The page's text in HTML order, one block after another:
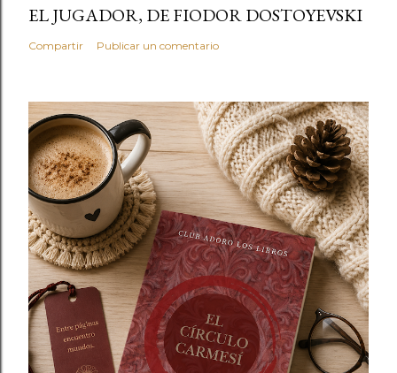
EL JUGADOR, DE FIODOR DOSTOYEVSKI
Compartir Publicar un comentario